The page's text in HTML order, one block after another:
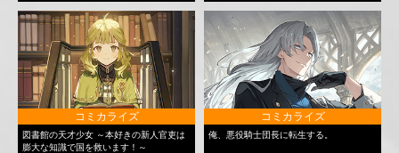
コミカライズ
図書館の天才少女 ～本好きの新人官吏は
膨大な知識で国を救います！～
コミカライズ
俺、悪役騎士団長に転生する。